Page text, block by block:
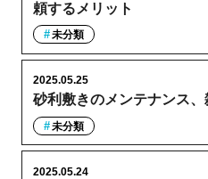
頼するメリット
未分類
砂利敷きのメンテナンス
2025.05.25
未分類
2025.05.24